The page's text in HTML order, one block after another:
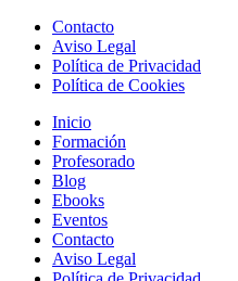
Contacto
Aviso Legal
Política de Privacidad
Política de Cookies
Inicio
Formación
Profesorado
Blog
Ebooks
Eventos
Contacto
Aviso Legal